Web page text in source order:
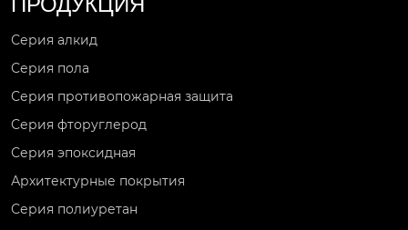
Серия алкид
Серия пола
Серия противопожарная защита
Серия фторуглерод
Серия эпоксидная
Архитектурные покрытия
Серия полиуретан